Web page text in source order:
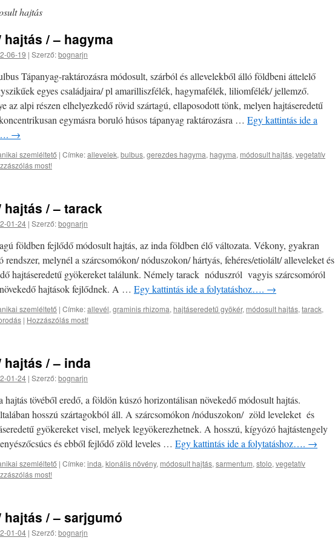
hajtás
/ – hagyma
06-19 | Szerző:bognarjn
Tápanyag-raktározásra módosult, szárból és allevelekből álló földbeni áttelelő
egyes családjaira/ pl amarilliszfélék, hagymafélék, liliomfélék/ jellemző.
az alpi részen elhelyezkedő rövid szártagú, ellaposodott tönk, melyen hajtáseredetű
egymásra boruló húsos tápanyag raktározásra … Egy kattintás ide a
→
szemléltető | Címke:allevelek, bulbus, gerezdes hagyma, hagyma, módosult hajtás, vegetatív
most!
hajtás / – tarack
01-24 | Szerző:bognarjn
földben fejlődő módosult hajtás, az inda földben élő változata. Vékony, gyakran
rendszer, melynél a szárcsomókon/ nóduszokon/ hártyás, fehéres/etiolált/ alleveleket és
hajtáseredetű gyökereket találunk. Némely tarack nóduszról vagyis szárcsomóról
hajtások fejlődnek. A … Egy kattintás ide a folytatáshoz…. →
szemléltető | Címke:allevél, graminis rhizoma, hajtáseredetű gyökér, módosult hajtás, tarack,
| Hozzászólás most!
hajtás / – inda
01-24 | Szerző:bognarjn
hajtás tövéből eredő, a földön kúszó horizontálisan növekedő módosult hajtás.
hosszú szártagokból áll. A szárcsomókon /nóduszokon/ zöld leveleket és
gyökereket visel, melyek legyökerezhetnek. A hosszú, kígyózó hajtástengely
és ebből fejlődő zöld leveles … Egy kattintás ide a folytatáshoz…. →
szemléltető | Címke:inda, klonális növény, módosult hajtás, sarmentum, stolo, vegetatív
most!
hajtás / – sarjgumó
01-04 | Szerző:bognarjn